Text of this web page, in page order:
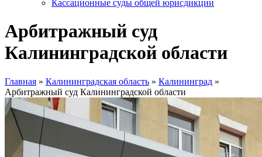
Кассационные суды общей юрисдикции
Арбитражный суд
Калининградской области
Главная » Калининградская область » Калининград »
Арбитражный суд Калининградской области